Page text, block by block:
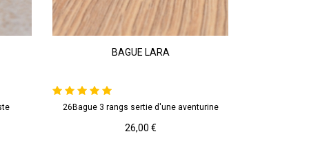
BAGUE LARA
26Bague 3 rangs sertie d'une aventurine
Prix
26,00 €
Argenté
AJOUTER AU PANIER